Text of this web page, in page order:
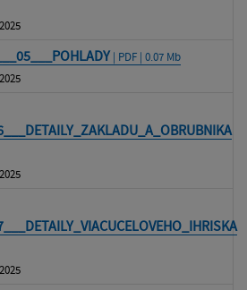
| PDF | 0.07 Mb